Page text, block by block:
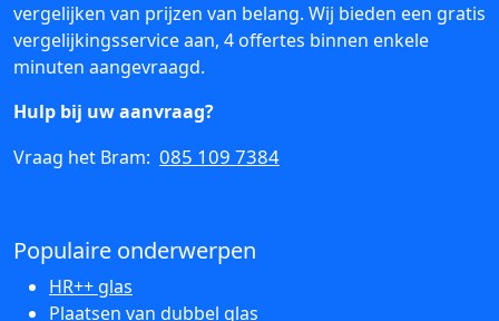
vergelijken van prijzen van belang. Wij bieden een gratis
vergelijkingsservice aan, 4 offertes binnen enkele
minuten aangevraagd.
Hulp bij uw aanvraag?
Vraag het Bram: 085 109 7384
Populaire onderwerpen
HR++ glas
Plaatsen van dubbel glas